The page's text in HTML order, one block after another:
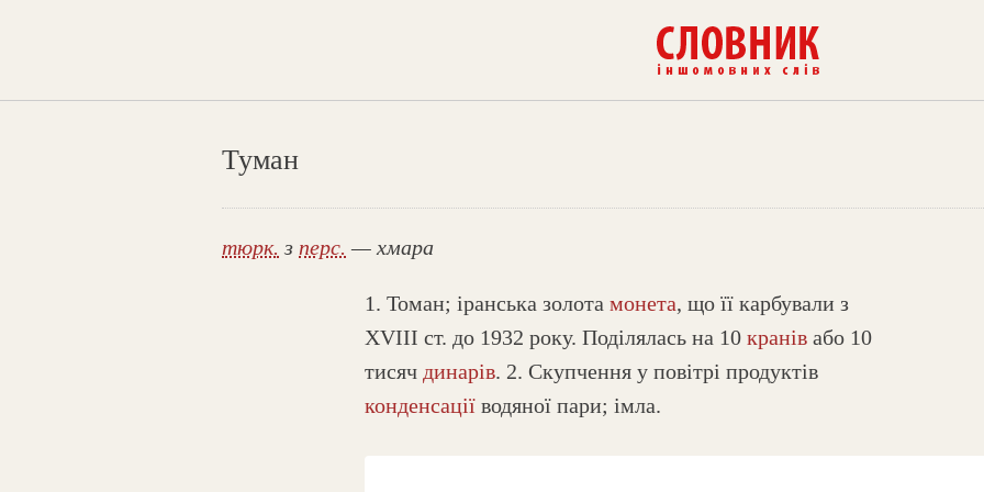
Туман
тюрк. з перс. — хмара
1. Томан; іранська золота монета, що її карбували з
XVIII ст. до 1932 року. Поділялась на 10 кранів або 10
тисяч динарів. 2. Скупчення у повітрі продуктів
конденсації водяної пари; імла.